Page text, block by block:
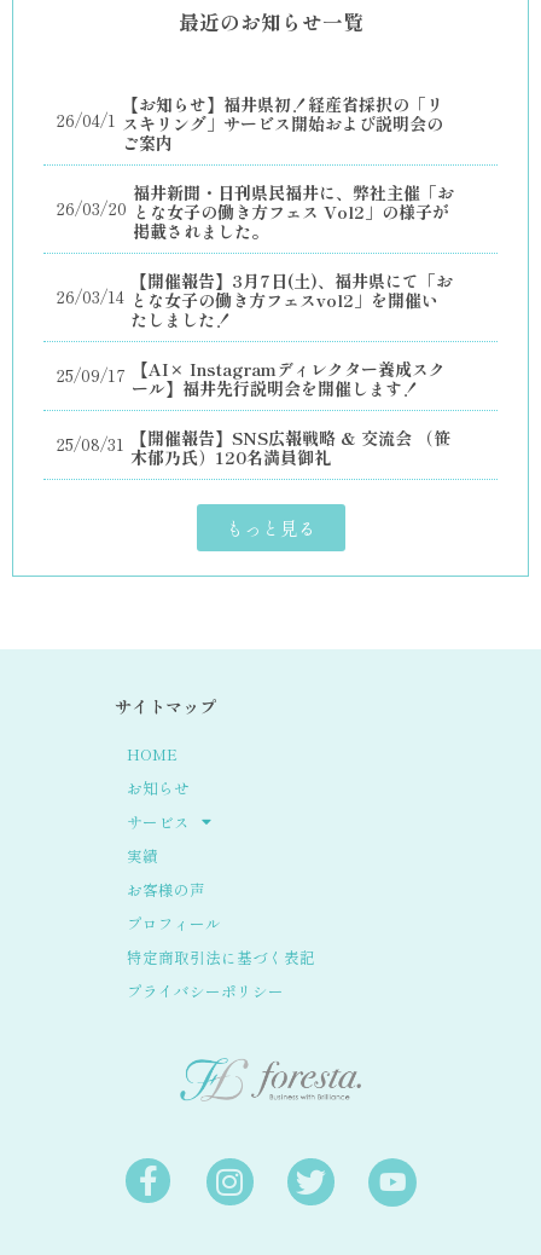
最近のお知らせ一覧
26/04/1
【お知らせ】福井県初！経産省採択の「リ
スキリング」サービス開始および説明会の
ご案内
26/03/20
福井新聞・日刊県民福井に、弊社主催「お
とな女子の働き方フェス Vol2」の様子が
掲載されました。
26/03/14
【開催報告】3月7日(土)、福井県にて「お
とな女子の働き方フェスvol2」を開催い
たしました！
25/09/17
【AI× Instagramディレクター養成スク
ール】福井先行説明会を開催します！
25/08/31
【開催報告】SNS広報戦略 & 交流会 （笹
木郁乃氏）120名満員御礼
もっと見る
サイトマップ
HOME
お知らせ
サービス
実績
お客様の声
プロフィール
特定商取引法に基づく表記
プライバシーポリシー